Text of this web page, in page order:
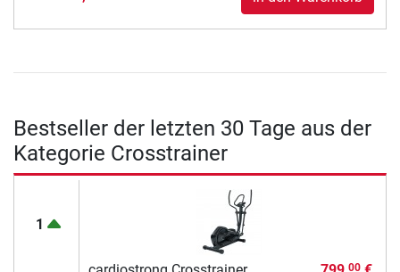
Bestseller der letzten 30 Tage aus der
Kategorie Crosstrainer
1
00